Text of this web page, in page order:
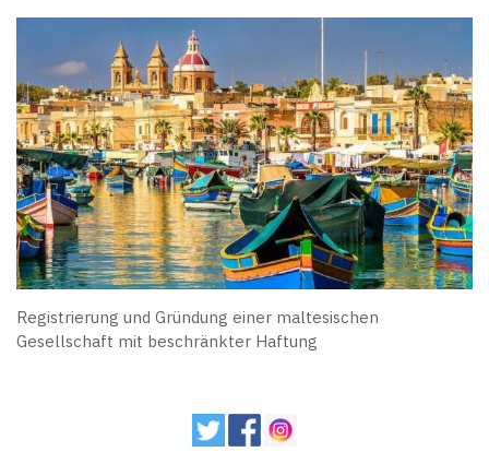
Registrierung und Gründung einer maltesischen
Gesellschaft mit beschränkter Haftung